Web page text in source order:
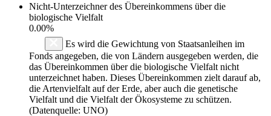
Nicht-Unterzeichner des Übereinkommens über die
biologische Vielfalt
0.00%
Es wird die Gewichtung von Staatsanleihen im
Fonds angegeben, die von Ländern ausgegeben werden, die
das Übereinkommen über die biologische Vielfalt nicht
unterzeichnet haben. Dieses Übereinkommen zielt darauf ab,
die Artenvielfalt auf der Erde, aber auch die genetische
Vielfalt und die Vielfalt der Ökosysteme zu schützen.
(Datenquelle: UNO)